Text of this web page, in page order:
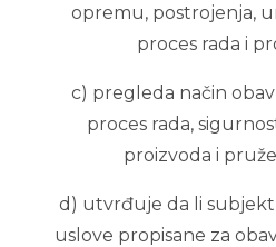
opremu, postrojenja,
proces rada i
c) pregleda način
proces rada,
proizvoda i
d) utvrđuje da li subjekt
uslove propisane za